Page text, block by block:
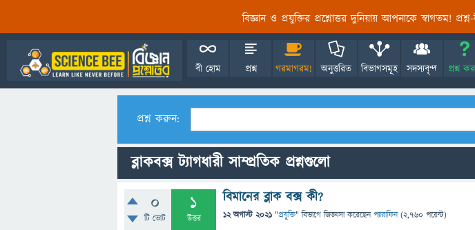
বিজ্ঞান ও প্রযুক্তির প্রশ্নোত্তর দুনিয়ায় আপনাকে স্বাগতম!
বী হোম প্রশ্ন গরমাগরম! অনুত্তরিত বিভাগসমূহ সদস্যবৃন্দ প্রশ্ন
প্রশ্ন করুন:
ব্লাকবক্স ট্যাগধারী সাম্প্রতিক প্রশ্নগুলো
0
টি ভোট
1
উত্তর
বিমানের ব্লাক বক্স কী?
12 অগাস্ট 2021 "প্রযুক্তি" বিভাগে জিজ্ঞাসাকরেছেনপ্যারাফিন (2,760 পয়েন্ট)